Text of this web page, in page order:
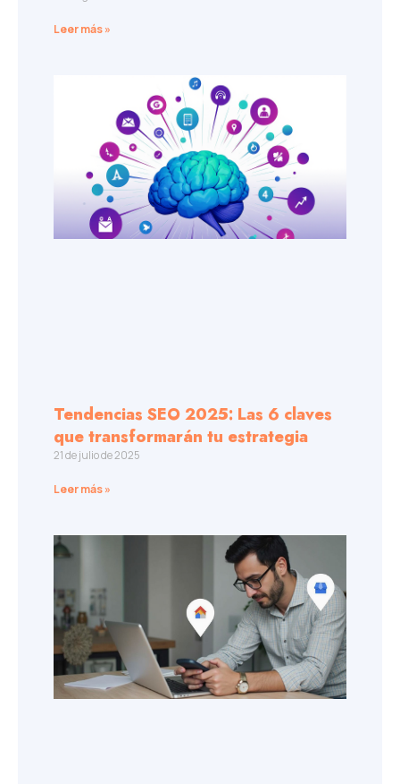
Leer más »
Tendencias SEO 2025: Las 6 claves
que transformarán tu estrategia
21 de julio de 2025
Leer más »